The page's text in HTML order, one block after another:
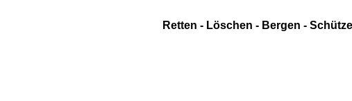
Retten - Löschen - Bergen -